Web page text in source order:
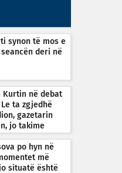
synon të mos e
deri në
Kurtin në debat
ta zgjedhë
gazetarin
jo takime
po hyn në
më
situatë është